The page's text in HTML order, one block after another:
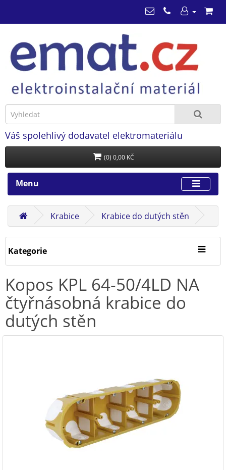
Váš spolehlivý dodavatel elektromateriálu
(0) 0,00 KČ
Menu
Krabice Krabice do dutých stěn
Kategorie
Kopos KPL 64-50/4LD NA
čtyřnásobná krabice do
dutých stěn